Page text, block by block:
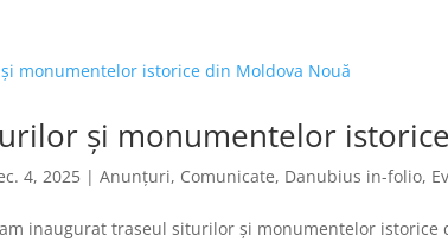
și monumentelor
4, 2025 |Anunțuri, Comunicate, Danubius in-folio,
inaugurat traseul siturilor și monumentelor